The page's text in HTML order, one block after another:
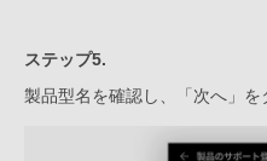
ステップ5.
製品型名を確認し、「次へ」を